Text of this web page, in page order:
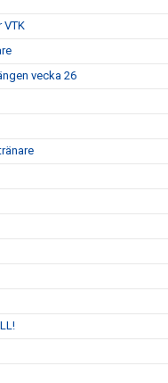
VTK
vecka 26